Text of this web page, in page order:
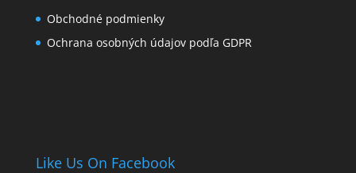
Obchodné podmienky
Ochrana osobných údajov podľa GDPR
Like Us On Facebook